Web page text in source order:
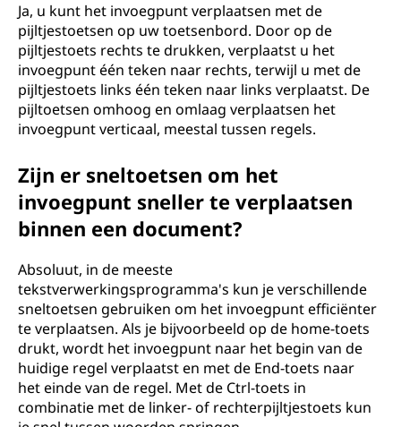
Ja, u kunt het invoegpunt verplaatsen met de
pijltjestoetsen op uw toetsenbord. Door op de
pijltjestoets rechts te drukken, verplaatst u het
invoegpunt één teken naar rechts, terwijl u met de
pijltjestoets links één teken naar links verplaatst. De
pijltoetsen omhoog en omlaag verplaatsen het
invoegpunt verticaal, meestal tussen regels.
Zijn er sneltoetsen om het
invoegpunt sneller te verplaatsen
binnen een document?
Absoluut, in de meeste
tekstverwerkingsprogramma's kun je verschillende
sneltoetsen gebruiken om het invoegpunt efficiënter
te verplaatsen. Als je bijvoorbeeld op de home-toets
drukt, wordt het invoegpunt naar het begin van de
huidige regel verplaatst en met de End-toets naar
het einde van de regel. Met de Ctrl-toets in
combinatie met de linker- of rechterpijltjestoets kun